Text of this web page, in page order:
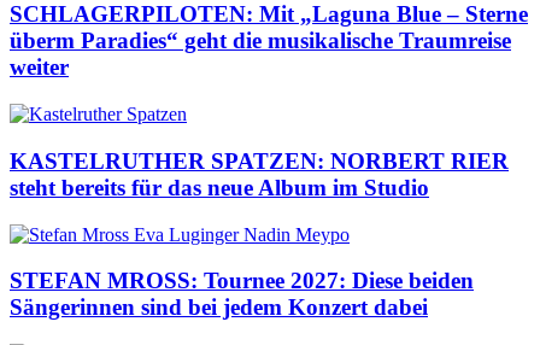
SCHLAGERPILOTEN: Mit „Laguna Blue – Sterne
überm Paradies“ geht die musikalische Traumreise
weiter
KASTELRUTHER SPATZEN: NORBERT RIER
steht bereits für das neue Album im Studio
STEFAN MROSS: Tournee 2027: Diese beiden
Sängerinnen sind bei jedem Konzert dabei